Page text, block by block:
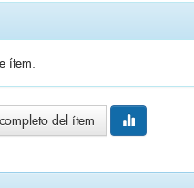
ítem.
del ítem